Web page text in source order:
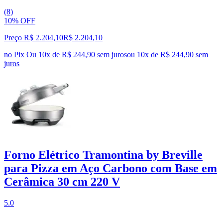
(8)
10% OFF
Preço R$ 2.204,10R$ 2.204,10
no Pix Ou 10x de R$ 244,90 sem jurosou 10x de R$ 244,90 sem
juros
Forno Elétrico Tramontina by Breville
para Pizza em Aço Carbono com Base em
Cerâmica 30 cm 220 V
5.0